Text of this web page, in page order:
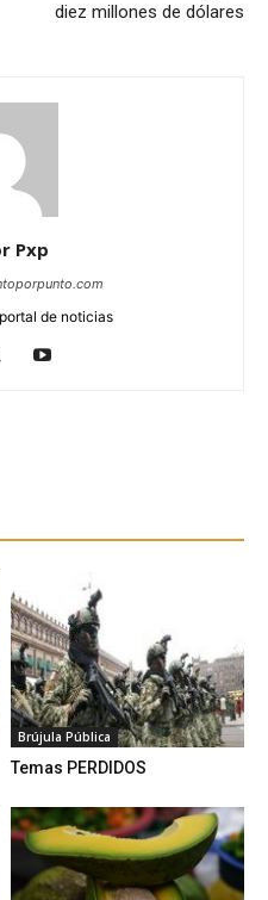
diez millones de dólares
Pxp
de noticias
Brújula Pública
Temas PERDIDOS